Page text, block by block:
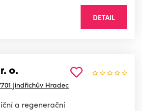
DETAIL
o.
Jindřichův Hradec
a regenerační